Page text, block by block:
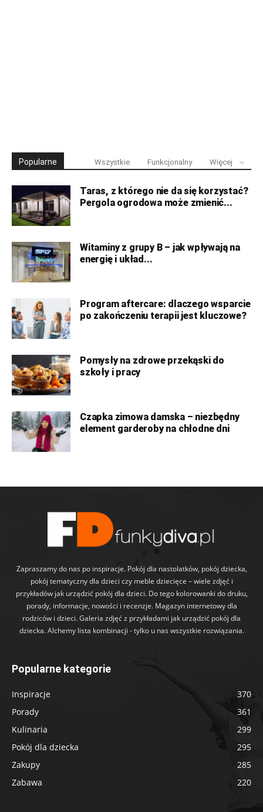
Popularne Wszystkie Funkcjonalny Więcej
Taras, z którego nie da się korzystać?
Pergola ogrodowa może zmienić...
Witaminy z grupy B – jak wpływają na
energię i układ...
Program aftercare: dlaczego wsparcie
po zakończeniu terapii jest kluczowe?
Pomysły na zdrowe przekąski do
szkoły i pracy
Czapka zimowa damska – niezbędny
element garderoby na chłodne dni
Zapraszamy do nas po inspiracje. Pokój dla nastolatków, pokój dziecka,
pokój tematyczny dla dzieci czy meble dziecięce – wiele zdjęć i
przykładów jak urządzić pokój dla dzieci. Do tego kolorowanki do druku,
porady, informacje, nowości i recenzje. Magazyn internetowy dla
rodziców i dzieci. Galeria zdjęć z przykładami jak urządzić pokój dla
dziecka. Alchemy lista kombinacji - tylko u nas wszystkie rozwiązania.
Popularne kategorie
Inspiracje
370
Porady
361
Kulinaria
299
Pokój dla dziecka
295
Zakupy
285
Zabawa
220